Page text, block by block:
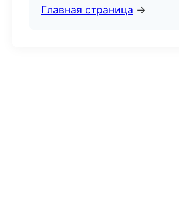
Главная страница →